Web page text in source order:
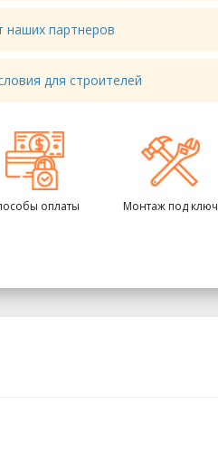
наших партнеров
для строителей
оплаты Монтаж под ключ